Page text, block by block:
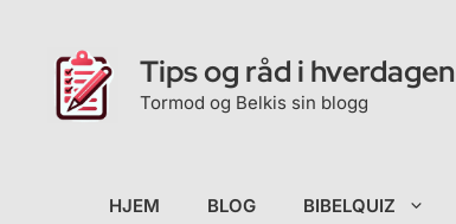
innhold
Tips og råd i hverdagen
Tormod og Belkis sin blogg
HJEM BLOG BIBELQUIZ